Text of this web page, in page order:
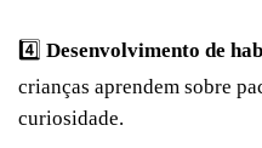
4️⃣ Desenvolvimento de
crianças aprendem sobre
curiosidade.